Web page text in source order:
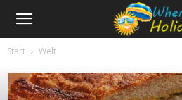
Start Welt